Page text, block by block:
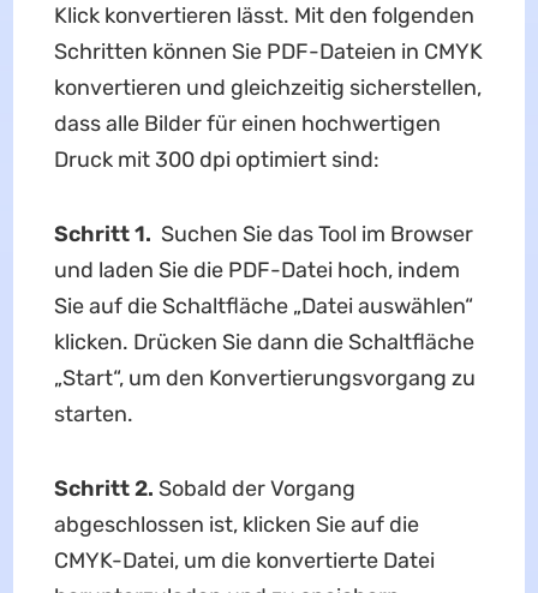
Klick konvertieren lässt. Mit den folgenden
Schritten können Sie PDF-Dateien in CMYK
konvertieren und gleichzeitig sicherstellen,
dass alle Bilder für einen hochwertigen
Druck mit 300 dpi optimiert sind:
Schritt 1. Suchen Sie das Tool im Browser
und laden Sie die PDF-Datei hoch, indem
Sie auf die Schaltfläche „Datei auswählen“
klicken. Drücken Sie dann die Schaltfläche
„Start“, um den Konvertierungsvorgang zu
starten.
Schritt 2. Sobald der Vorgang
abgeschlossen ist, klicken Sie auf die
CMYK-Datei, um die konvertierte Datei